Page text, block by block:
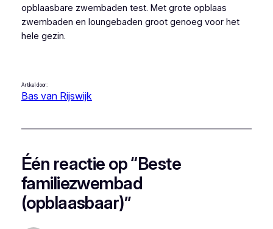
opblaasbare zwembaden test. Met grote opblaas
zwembaden en loungebaden groot genoeg voor het
hele gezin.
Artikel door:
Bas van Rijswijk
Één reactie op “Beste
familiezwembad
(opblaasbaar)”